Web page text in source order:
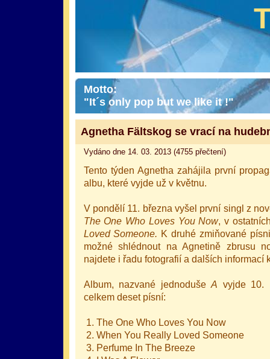
Motto:
"It´s only pop but we like it !"
Agnetha Fältskog se vrací na
Vydáno dne 14. 03. 2013 (4755 přečtení)
Tento týden Agnetha zahájila první
albu, které vyjde už v květnu.
V pondělí 11. března vyšel první singl z
The One Who Loves You Now, v
Loved Someone. K druhé zmiňované
možné shlédnout na Agnetině zbrusu
najdete i řadu fotografií a dalších informací
Album, nazvané jednodušeA vyjde 10.
celkem deset písní:
1. The One Who Loves You Now
2. When You Really Loved Someone
3. Perfume In The Breeze